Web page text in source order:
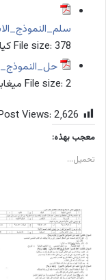
File size: 378 كيلوبايت
File size: 2 ميغابايت
Views: 2٬626
معجب بهذه:
تحميل...